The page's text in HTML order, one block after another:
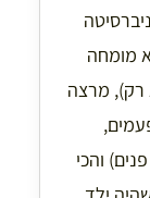
מומחה
רק), מרצה
והכי